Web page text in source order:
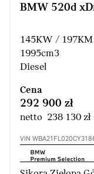
BMW 520d
145KW / 197KM
1995cm3
Diesel
Cena
292 900 zł
netto 238 130 zł
VIN